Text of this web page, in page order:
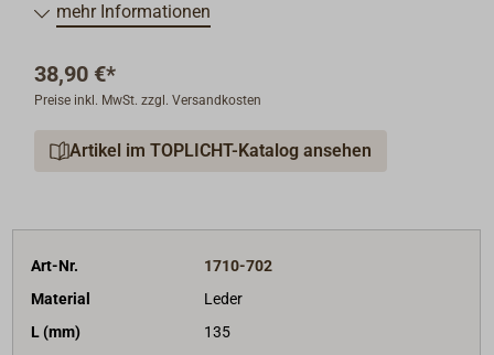
mehr Informationen
38,90 €*
Preise inkl. MwSt. zzgl. Versandkosten
Artikel im TOPLICHT-Katalog ansehen
Art-Nr.
1710-702
Material
Leder
L (mm)
135